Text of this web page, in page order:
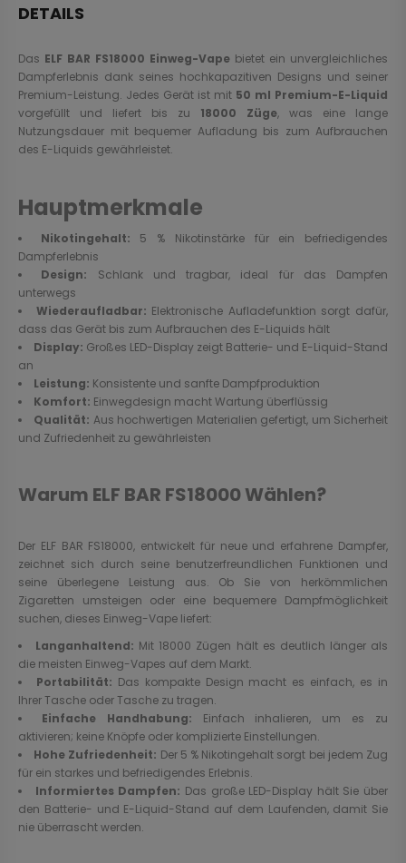
DETAILS
Das ELF BAR FS18000 Einweg-Vape bietet ein unvergleichliches
Dampferlebnis dank seines hochkapazitiven Designs und seiner
Premium-Leistung. Jedes Gerät ist mit 50 ml Premium-E-Liquid
vorgefüllt und liefert bis zu 18000 Züge, was eine lange
Nutzungsdauer mit bequemer Aufladung bis zum Aufbrauchen
des E-Liquids gewährleistet.
Hauptmerkmale
Nikotingehalt: 5 % Nikotinstärke für ein befriedigendes
Dampferlebnis
Design: Schlank und tragbar, ideal für das Dampfen
unterwegs
Wiederaufladbar: Elektronische Aufladefunktion sorgt dafür,
dass das Gerät bis zum Aufbrauchen des E-Liquids hält
Display: Großes LED-Display zeigt Batterie- und E-Liquid-Stand
an
Leistung: Konsistente und sanfte Dampfproduktion
Komfort: Einwegdesign macht Wartung überflüssig
Qualität: Aus hochwertigen Materialien gefertigt, um Sicherheit
und Zufriedenheit zu gewährleisten
Warum ELF BAR FS18000 Wählen?
Der ELF BAR FS18000, entwickelt für neue und erfahrene Dampfer,
zeichnet sich durch seine benutzerfreundlichen Funktionen und
seine überlegene Leistung aus. Ob Sie von herkömmlichen
Zigaretten umsteigen oder eine bequemere Dampfmöglichkeit
suchen, dieses Einweg-Vape liefert:
Langanhaltend: Mit 18000 Zügen hält es deutlich länger als
die meisten Einweg-Vapes auf dem Markt.
Portabilität: Das kompakte Design macht es einfach, es in
Ihrer Tasche oder Tasche zu tragen.
Einfache Handhabung: Einfach inhalieren, um es zu
aktivieren; keine Knöpfe oder komplizierte Einstellungen.
Hohe Zufriedenheit: Der 5 % Nikotingehalt sorgt bei jedem Zug
für ein starkes und befriedigendes Erlebnis.
Informiertes Dampfen: Das große LED-Display hält Sie über
den Batterie- und E-Liquid-Stand auf dem Laufenden, damit Sie
nie überrascht werden.